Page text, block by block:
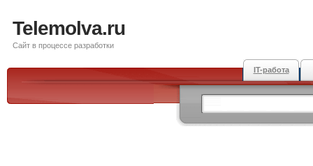
Telemolva.ru
Сайт в процессе разработки
IT-работа